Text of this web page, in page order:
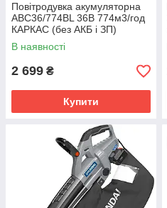
Повітродувка акумуляторна
ABC36/774BL 36В 774м3/год
КАРКАС (без АКБ і ЗП)
В наявності
2 699 ₴
Купити